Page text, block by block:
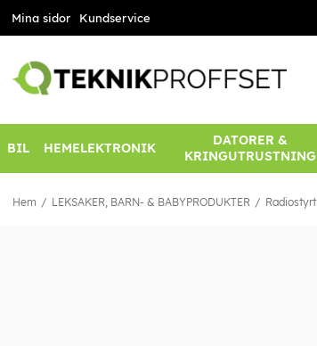
Mina sidor Kundservice
BIL HEMELEKTRONIK
DATORER &
KRINGUTRUSTNING
Hem LEKSAKER, BARN- & BABYPRODUKTER Radiostyrt